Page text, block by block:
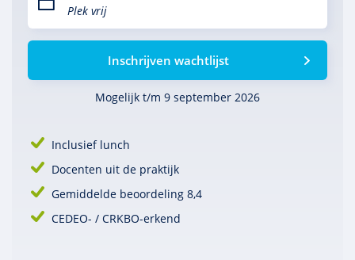
Plek vrij
Inschrijven wachtlijst
Mogelijk t/m 9 september 2026
Inclusief lunch
Docenten uit de praktijk
Gemiddelde beoordeling 8,4
CEDEO- / CRKBO-erkend